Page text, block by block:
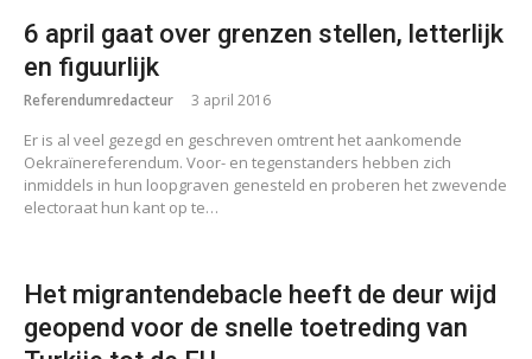
6 april gaat over grenzen stellen, letterlijk
en figuurlijk
Referendumredacteur 3 april 2016
Er is al veel gezegd en geschreven omtrent het aankomende
Oekraïnereferendum. Voor- en tegenstanders hebben zich
inmiddels in hun loopgraven genesteld en proberen het zwevende
electoraat hun kant op te…
Het migrantendebacle heeft de deur wijd
geopend voor de snelle toetreding van